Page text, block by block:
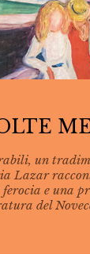
un
Lazar
e una
del